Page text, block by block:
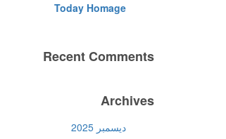
Today Homage
Recent Comments
Archives
ديسمبر 2025